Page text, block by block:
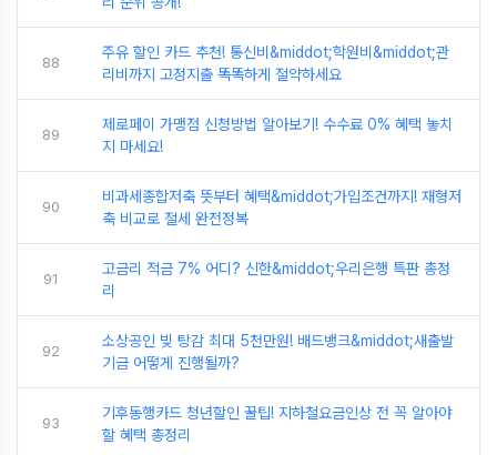
88
주유 할인 카드 추천! 통신비&middot;학원비&middot;관
리비까지 고정지출 똑똑하게 절약하세요
89
제로페이 가맹점 신청방법 알아보기! 수수료 0% 혜택 놓치
지 마세요!
90
비과세종합저축 뜻부터 혜택&middot;가입조건까지! 재형저
축 비교로 절세 완전정복
91
고금리 적금 7% 어디? 신한&middot;우리은행 특판 총정
리
92
소상공인 빚 탕감 최대 5천만원! 배드뱅크&middot;새출발
기금 어떻게 진행될까?
93
기후동행카드 청년할인 꿀팁! 지하철요금인상 전 꼭 알아야
할 혜택 총정리